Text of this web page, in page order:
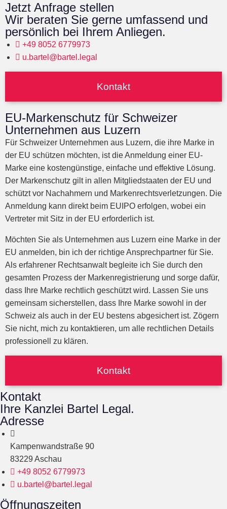
Jetzt Anfrage stellen
Wir beraten Sie gerne umfassend und
persönlich bei Ihrem Anliegen.
+49 8052 6779973
u.bartel@bartel.legal
Kontakt
EU-Markenschutz für Schweizer
Unternehmen aus Luzern
Für Schweizer Unternehmen aus Luzern, die ihre Marke in
der EU schützen möchten, ist die Anmeldung einer EU-
Marke eine kostengünstige, einfache und effektive Lösung.
Der Markenschutz gilt in allen Mitgliedstaaten der EU und
schützt vor Nachahmern und Markenrechtsverletzungen. Die
Anmeldung kann direkt beim EUIPO erfolgen, wobei ein
Vertreter mit Sitz in der EU erforderlich ist.
Möchten Sie als Unternehmen aus Luzern eine Marke in der
EU anmelden, bin ich der richtige Ansprechpartner für Sie.
Als erfahrener Rechtsanwalt begleite ich Sie durch den
gesamten Prozess der Markenregistrierung und sorge dafür,
dass Ihre Marke rechtlich geschützt wird. Lassen Sie uns
gemeinsam sicherstellen, dass Ihre Marke sowohl in der
Schweiz als auch in der EU bestens abgesichert ist. Zögern
Sie nicht, mich zu kontaktieren, um alle rechtlichen Details
professionell zu klären.
Kontakt
Kontakt
Ihre Kanzlei Bartel Legal.
Adresse
Kampenwandstraße 90
83229 Aschau
+49 8052 6779973
u.bartel@bartel.legal
Öffnungszeiten